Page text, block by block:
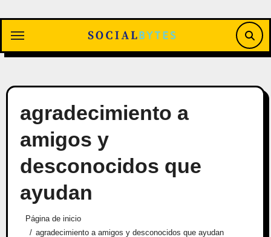
contenido
agradecimiento a
amigos y
desconocidos que
ayudan
Página de inicio
agradecimiento a amigos y desconocidos que ayudan